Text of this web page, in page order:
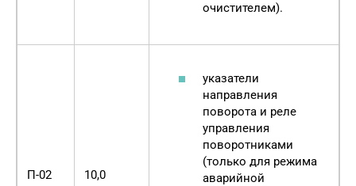
очистителем).
П-02 10,0
указатели
направления
поворота и реле
управления
поворотниками
(только для режима
аварийной